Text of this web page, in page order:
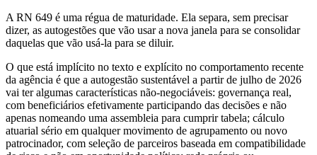
A RN 649 é uma régua de maturidade. Ela separa, sem precisar
dizer, as autogestões que vão usar a nova janela para se consolidar
daquelas que vão usá-la para se diluir.
O que está implícito no texto e explícito no comportamento recente
da agência é que a autogestão sustentável a partir de julho de 2026
vai ter algumas características não-negociáveis: governança real,
com beneficiários efetivamente participando das decisões e não
apenas nomeando uma assembleia para cumprir tabela; cálculo
atuarial sério em qualquer movimento de agrupamento ou novo
patrocinador, com seleção de parceiros baseada em compatibilidade